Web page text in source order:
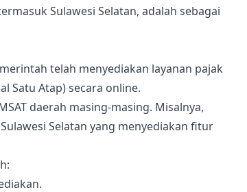
Sulawesi Selatan, adalah sebagai
telah menyediakan layanan pajak
Satu Atap) secara online.
daerah masing-masing. Misalnya,
Selatan yang menyediakan fitur